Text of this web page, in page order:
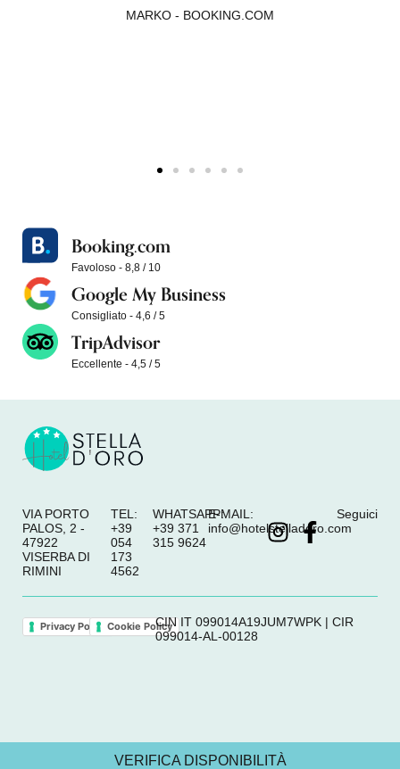
VERIFICA DISPONIBILITÀ
MARKO - BOOKING.COM
Booking.com
Favoloso - 8,8 / 10
Google My Business
Consigliato - 4,6 / 5
TripAdvisor
Eccellente - 4,5 / 5
VIA PORTO
PALOS, 2 -
47922
VISERBA DI
RIMINI
TEL:
+39
054
173
4562
WHATSAPP:
+39 371
315 9624
E-MAIL:
info@hotelstelladoro.com
Seguici
Privacy Policy Cookie PolicyCIN IT 099014A19JUM7WPK | CIR
099014-AL-00128